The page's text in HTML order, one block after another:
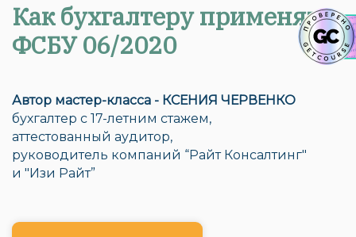
Как бухгалтеру применять
ФСБУ 06/2020
Автор мастер-класса - КСЕНИЯ ЧЕРВЕНКО
бухгалтер с 17-летним стажем,
аттестованный аудитор,
руководитель компаний “Райт Консалтинг"
и "Изи Райт”